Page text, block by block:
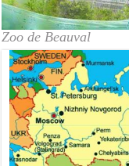
Zoo de Beauval